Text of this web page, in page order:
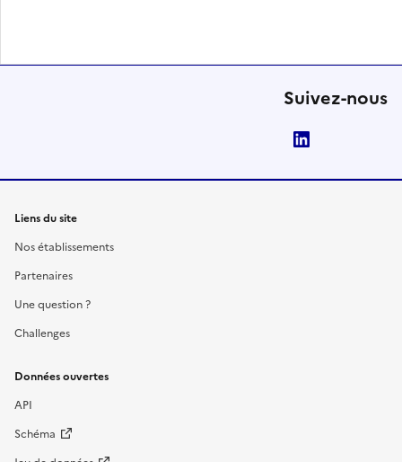
Suivez-nous
Liens du site
Nos établissements
Partenaires
Une question ?
Challenges
Données ouvertes
API
Schéma